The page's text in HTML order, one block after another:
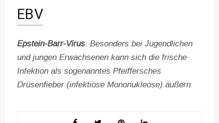
EBV
Epstein-Barr-Virus: Besonders bei Jugendlichen
und jungen Erwachsenen kann sich die frische
Infektion als sogenanntes Pfeiffersches
Drüsenfieber (infektiöse Mononukleose) äußern